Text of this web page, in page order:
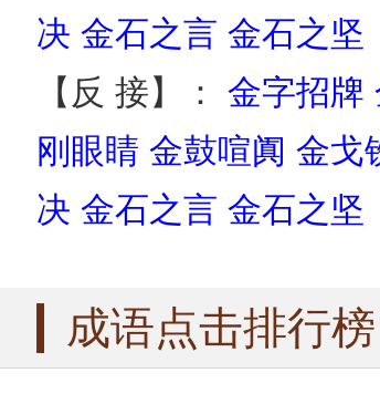
决 金石之言 金石之坚
【反 接】：金字招牌
刚眼睛 金鼓喧阗 金戈
决 金石之言 金石之坚
成语点击排行榜